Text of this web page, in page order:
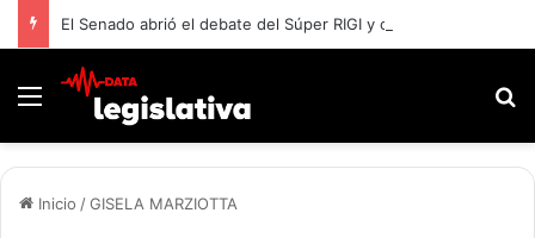
Menú
Inicio /GISELA MARZIOTTA